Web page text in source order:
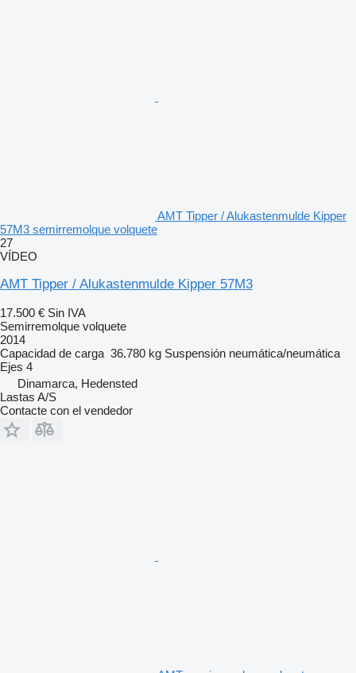
AMT Tipper / Alukastenmulde Kipper
57M3 semirremolque volquete
27
VÍDEO
AMT Tipper / Alukastenmulde Kipper 57M3
17.500 € Sin IVA
Semirremolque volquete
2014
Capacidad de carga 36.780 kg Suspensión neumática/neumática
Ejes 4
Dinamarca, Hedensted
Lastas A/S
Contacte con el vendedor